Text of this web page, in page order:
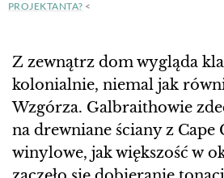
PROJEKTANTA? <
Z zewnątrz dom wygląda
kolonialnie, niemal jak
Wzgórza. Galbraithowie
na drewniane ściany z Cape
winylowe, jak większość w